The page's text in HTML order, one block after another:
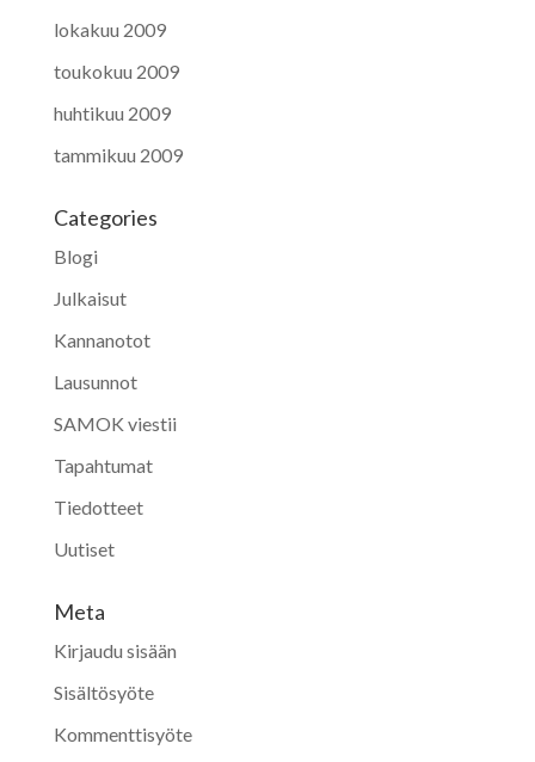
lokakuu 2009
toukokuu 2009
huhtikuu 2009
tammikuu 2009
Categories
Blogi
Julkaisut
Kannanotot
Lausunnot
SAMOK viestii
Tapahtumat
Tiedotteet
Uutiset
Meta
Kirjaudu sisään
Sisältösyöte
Kommenttisyöte